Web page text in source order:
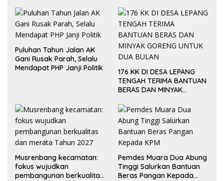
Puluhan Tahun Jalan AK
Gani Rusak Parah, Selalu
Mendapat PHP Janji Politik
176 KK DI DESA LEPANG
TENGAH TERIMA BANTUAN
BERAS DAN MINYAK
BULAN
Musrenbang kecamatan:
fokus wujudkan
pembangunan berkualitas
Pemdes Muara Dua Abung
Tinggi Salurkan Bantuan
Beras Pangan Kepada